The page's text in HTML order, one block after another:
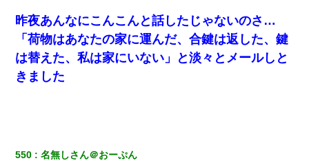
昨夜あんなにこんこんと話したじゃないのさ…
「荷物はあなたの家に運んだ、合鍵は返した、鍵
は替えた、私は家にいない」と淡々とメールしと
きました
550 名無しさん＠おーぷん